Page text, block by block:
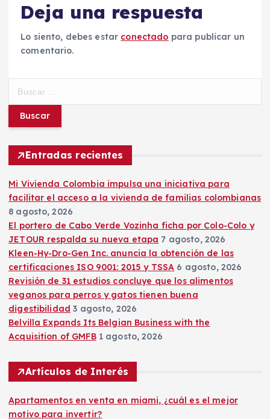
c
i
ó
n
d
e
e
n
t
r
a
d
a
s
Deja una respuesta
Lo siento, debes estar conectado para publicar un
comentario.
c
:
Entradas recientes
Mi Vivienda Colombia impulsa una iniciativa para
facilitar el acceso a la vivienda de familias colombianas
8 agosto, 2026
El portero de Cabo Verde Vozinha ficha por Colo-Colo y
JETOUR respalda su nueva etapa 7 agosto, 2026
Kleen-Hy-Dro-Gen Inc. anuncia la obtención de las
certificaciones ISO 9001: 2015 y TSSA 6 agosto, 2026
Revisión de 31 estudios concluye que los alimentos
veganos para perros y gatos tienen buena
digestibilidad 3 agosto, 2026
Belvilla Expands Its Belgian Business with the
Acquisition of GMFB 1 agosto, 2026
Artículos de Interés
Apartamentos en venta en miami, ¿cuál es el mejor
motivo para invertir?